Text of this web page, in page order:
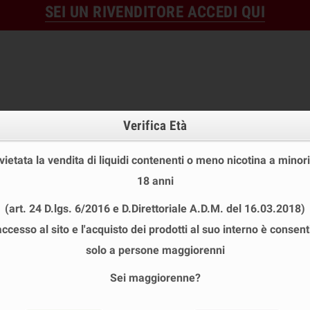
SEI UN RIVENDITORE ACCEDI QUI
USA E GETTA LIQUIDI PRONTI SHOT E
SUPREM-E LIQUIDI PRONTI 10 ML chevron_right Suprem-e Device Rebrand
Verifica Età
la vendita di liquidi contenenti o meno nicotina a
18 anni
(art. 24 D.lgs. 6/2016 e D.Direttoriale A.D.M. del 16.03.2018)
al sito e l'acquisto dei prodotti al suo interno è
solo a persone maggiorenni
Sei maggiorenne?